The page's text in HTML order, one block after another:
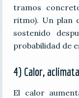
tramos
ritmo). Un plan
sostenido
probabilidad de
4) Calor,
El calor